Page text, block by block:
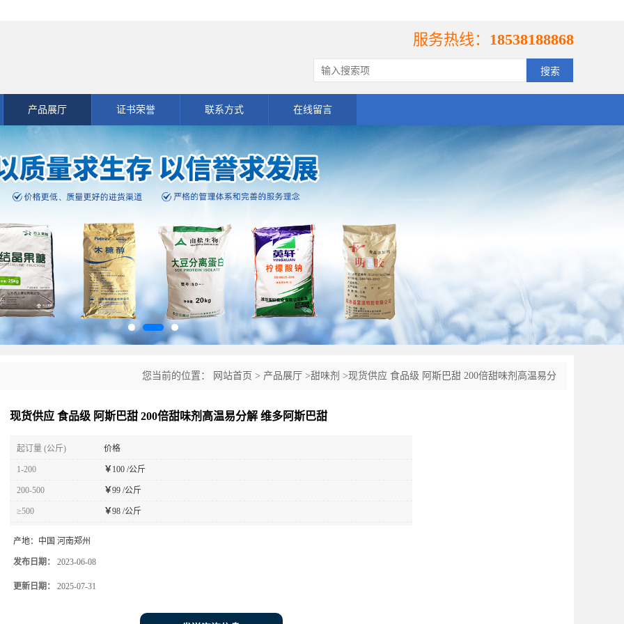
服务热线： 18538188868
产品展厅 证书荣誉 联系方式 在线留言
您当前的位置： 网站首页 > 产品展厅 >甜味剂 >现货供应 食品级 阿斯巴甜 200倍甜味剂高温易分
现货供应 食品级 阿斯巴甜 200倍甜味剂高温易分解 维多阿斯巴甜
起订量 (公斤) 价格
1-200 ￥ 100 /公斤
200-500 ￥99 /公斤
≥500 ￥98 /公斤
产地： 中国 河南郑州
发布日期： 2023-06-08
更新日期： 2025-07-31